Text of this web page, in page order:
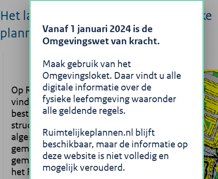
Het landelijke portaal voor ruimtelijke
plannen
Op Ruimtelijkeplannen.nl
vindt u
bestemmingsplannen,
structuurvisies en
algemene regels die
gemaakt zijn door
gemeentes, provincies en
het Rijk.
Vanaf 1 januari 2024 is de
Omgevingswet van kracht.
Maak gebruik van het
Omgevingsloket. Daar vindt u alle
digitale informatie over de
fysieke leefomgeving waaronder
alle geldende regels.
Ruimtelijkeplannen.nl blijft
beschikbaar, maar de informatie op
deze website is niet volledig en
mogelijk verouderd.